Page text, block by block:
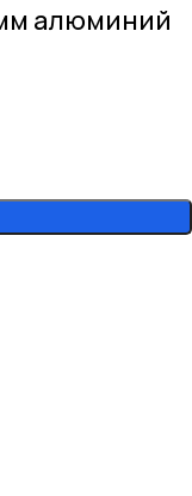
алюминий